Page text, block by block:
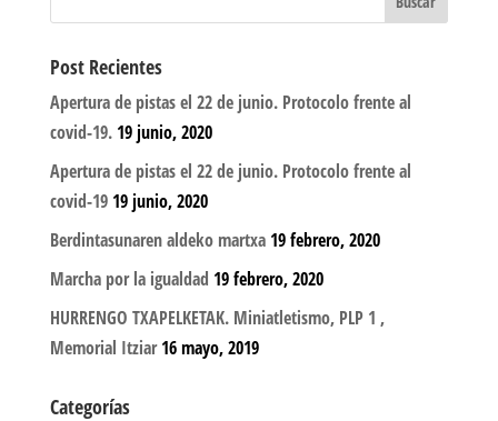
Post Recientes
Apertura de pistas el 22 de junio. Protocolo frente al
covid-19. 19 junio, 2020
Apertura de pistas el 22 de junio. Protocolo frente al
covid-19 19 junio, 2020
Berdintasunaren aldeko martxa 19 febrero, 2020
Marcha por la igualdad 19 febrero, 2020
HURRENGO TXAPELKETAK. Miniatletismo, PLP 1 ,
Memorial Itziar 16 mayo, 2019
Categorías